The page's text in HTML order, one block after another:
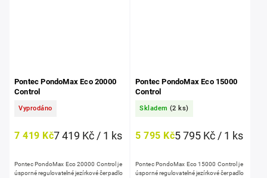
Pontec PondoMax Eco 20000
Control
Vyprodáno
7 419 Kč7 419 Kč / 1 ks
Pontec PondoMax Eco 20000 Control je
úsporné regulovatelné jezírkové čerpadlo
Pontec PondoMax Eco 15000
Control
Skladem (2 ks)
5 795 Kč5 795 Kč / 1 ks
Pontec PondoMax Eco 15000 Control je
úsporné regulovatelné jezírkové čerpadlo